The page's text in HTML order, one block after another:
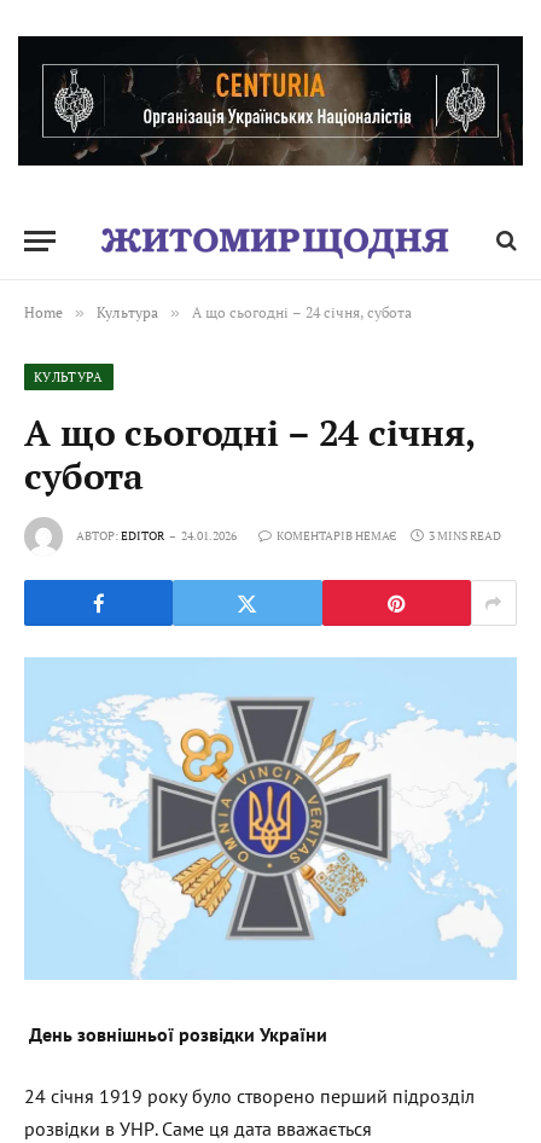
Home » Культура » А що сьогодні – 24 січня, субота
КУЛЬТУРА
А що сьогодні – 24 січня,
субота
АВТОР:EDITOR 24.01.2026 КОМЕНТАРІВ НЕМАЄ 3 MINS READ
День зовнішньої розвідки України
24 січня 1919 року було створено перший підрозділ
розвідки в УНР. Саме ця дата вважається